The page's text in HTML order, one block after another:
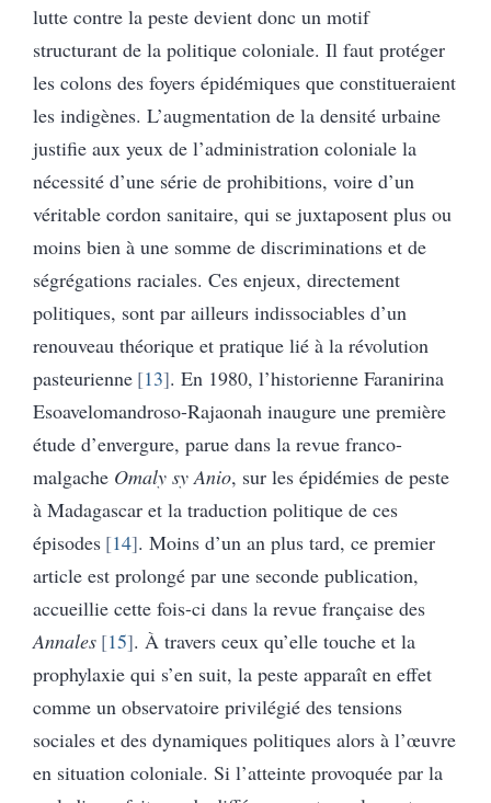
lutte contre la peste devient donc un motif
structurant de la politique coloniale. Il faut protéger
les colons des foyers épidémiques que constitueraient
les indigènes. L’augmentation de la densité urbaine
justifie aux yeux de l’administration coloniale la
nécessité d’une série de prohibitions, voire d’un
véritable cordon sanitaire, qui se juxtaposent plus ou
moins bien à une somme de discriminations et de
ségrégations raciales. Ces enjeux, directement
politiques, sont par ailleurs indissociables d’un
renouveau théorique et pratique lié à la révolution
pasteurienne 13 . En 1980, l’historienne Faranirina
Esoavelomandroso-Rajaonah inaugure une première
étude d’envergure, parue dans la revue franco-
malgache Omaly sy Anio, sur les épidémies de peste
à Madagascar et la traduction politique de ces
épisodes 14 . Moins d’un an plus tard, ce premier
article est prolongé par une seconde publication,
accueillie cette fois-ci dans la revue française des
Annales 15 . À travers ceux qu’elle touche et la
prophylaxie qui s’en suit, la peste apparaît en effet
comme un observatoire privilégié des tensions
sociales et des dynamiques politiques alors à l’œuvre
en situation coloniale. Si l’atteinte provoquée par la